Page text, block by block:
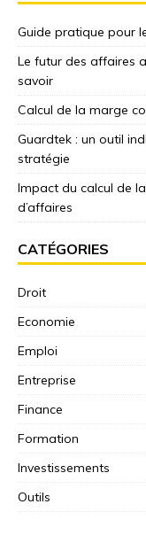
Guide pratique pour
Le futur des affaires
savoir
Calcul de la marge
Guardtek : un outil
stratégie
Impact du calcul de
d’affaires
CATÉGORIES
Droit
Economie
Emploi
Entreprise
Finance
Formation
Investissements
Outils